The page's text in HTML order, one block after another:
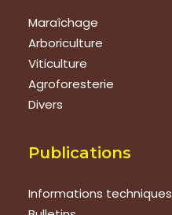
Maraîchage
Arboriculture
Viticulture
Agroforesterie
Divers
Publications
Informations techniques